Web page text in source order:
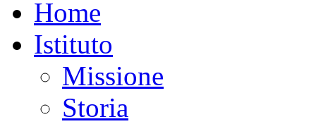
Home
Istituto
Missione
Storia